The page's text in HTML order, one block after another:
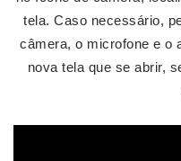
tela. Caso necessário,
câmera, o microfone e o
nova tela que se abrir,